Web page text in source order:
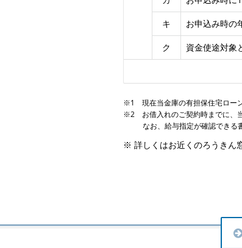
キ お申込み時の
ク 資金使途対象
※1 現在当金庫の有担保住宅ローン
※2 お借入れのご契約時までに、
なお、給与指定が確認できる
※ 詳しくはお近くのろうきん